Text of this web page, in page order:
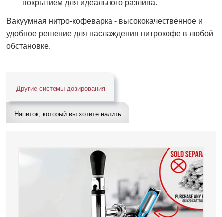
покрытием для идеального разлива.
Вакуумная нитро-кофеварка - высококачественное и
удобное решение для наслаждения нитрокофе в любой
обстановке.
Другие системы дозирования
Напиток, который вы хотите налить